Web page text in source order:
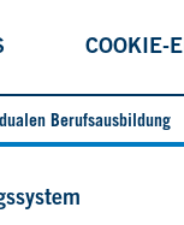
COOKIE-
Berufsausbildung